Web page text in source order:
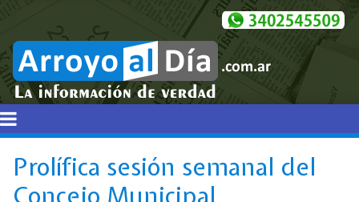
Prolífica sesión semanal del
Concejo Municipal